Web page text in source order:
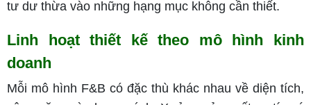
tư dư thừa vào những hạng mục không cần thiết.
Linh hoạt thiết kế theo mô hình kinh
doanh
Mỗi mô hình F&B có đặc thù khác nhau về diện tích,